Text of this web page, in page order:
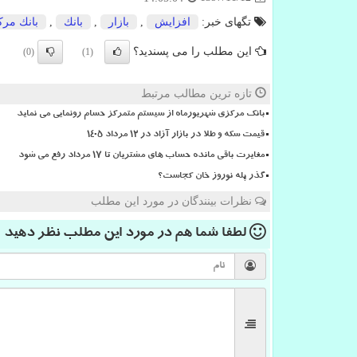
تگهای خبر:
افزایش بازار بانك بانك
این مطلب را می پسندید؟ (1)
(0)
تازه ترین مطالب مرتبط
بانک مرکزی شهریورماه از سیستم متمرکز حسام رونمایی می نماید
قیمت سکه و طلا در بازار آزاد در ۱۲ مرداد ۱۴۰۵
مغایرت باقی مانده حساب های مشتریان تا 17 مرداد رفع می شود
گذر پله نوروز خان کجاست؟
نظرات بینندگان در مورد این مطلب
لطفا شما همدر مورد این مطلب نظر دهید